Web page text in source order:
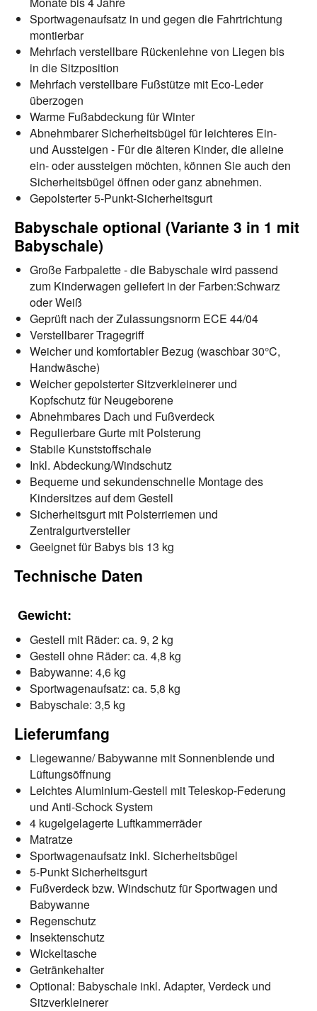
Sportwagenaufsatz in und gegen die Fahrtrichtung
montierbar
Mehrfach verstellbare Rückenlehne von Liegen bis
in die Sitzposition
Mehrfach verstellbare Fußstütze mit Eco-Leder
überzogen
Warme Fußabdeckung für Winter
Abnehmbarer Sicherheitsbügel für leichteres Ein-
und Aussteigen - Für die älteren Kinder, die alleine
ein- oder aussteigen möchten, können Sie auch den
Sicherheitsbügel öffnen oder ganz abnehmen.
Gepolsterter 5-Punkt-Sicherheitsgurt
Babyschale optional (Variante 3 in 1 mit
Babyschale)
Große Farbpalette - die Babyschale wird passend
zum Kinderwagen geliefert in der Farben:Schwarz
oder Weiß
Geprüft nach der Zulassungsnorm ECE 44/04
Verstellbarer Tragegriff
Weicher und komfortabler Bezug (waschbar 30°C,
Handwäsche)
Weicher gepolsterter Sitzverkleinerer und
Kopfschutz für Neugeborene
Abnehmbares Dach und Fußverdeck
Regulierbare Gurte mit Polsterung
Stabile Kunststoffschale
Inkl. Abdeckung/Windschutz
Bequeme und sekundenschnelle Montage des
Kindersitzes auf dem Gestell
Sicherheitsgurt mit Polsterriemen und
Zentralgurtversteller
Geeignet für Babys bis 13 kg
Technische Daten
Gewicht:
Gestell mit Räder: ca. 9, 2 kg
Gestell ohne Räder: ca. 4,8 kg
Babywanne: 4,6 kg
Sportwagenaufsatz: ca. 5,8 kg
Babyschale: 3,5 kg
Lieferumfang
Liegewanne/ Babywanne mit Sonnenblende und
Lüftungsöffnung
Leichtes Aluminium-Gestell mit Teleskop-Federung
und Anti-Schock System
4 kugelgelagerte Luftkammerräder
Matratze
Sportwagenaufsatz inkl. Sicherheitsbügel
5-Punkt Sicherheitsgurt
Fußverdeck bzw. Windschutz für Sportwagen und
Babywanne
Regenschutz
Insektenschutz
Wickeltasche
Getränkehalter
Optional: Babyschale inkl. Adapter, Verdeck und
Sitzverkleinerer